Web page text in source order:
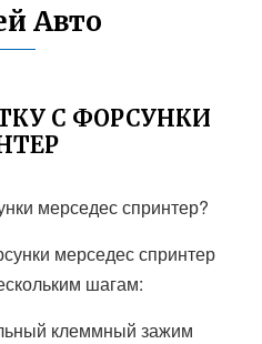
Авто
С ФОРСУНКИ
мерседес спринтер?
мерседес спринтер
шагам:
клеммный зажим